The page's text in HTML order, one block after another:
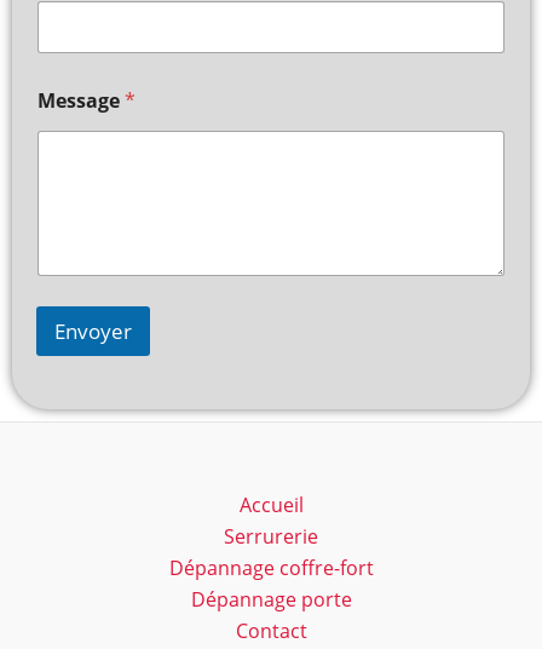
Message*
Envoyer
Accueil
Serrurerie
Dépannage coffre-fort
Dépannage porte
Contact